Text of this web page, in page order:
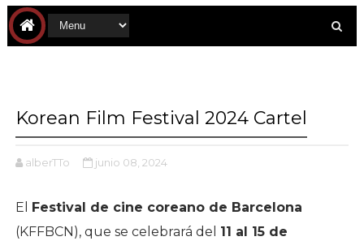
Korean Film Festival 2024 Cartel
alberTTo junio 08, 2024
El
Festival de cine coreano de Barcelona
(KFFBCN), que se celebrará del 11 al 15 de